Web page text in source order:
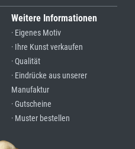
Weitere Informationen
· Eigenes Motiv
· Ihre Kunst verkaufen
· Qualität
· Eindrücke aus unserer
Manufaktur
· Gutscheine
· Muster bestellen